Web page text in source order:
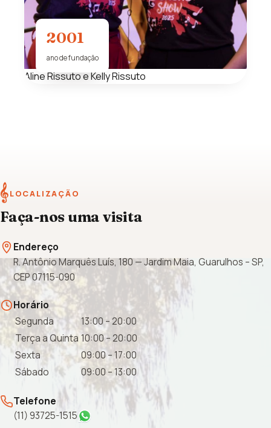
2001
ano de fundação
Aline Rissuto e Kelly Rissuto
𝄞LOCALIZAÇÃO
Faça-nos uma visita
Endereço
R. Antônio Marquês Luís, 180 — Jardim Maia, Guarulhos – SP,
CEP 07115-090
Horário
Segunda
13:00 – 20:00
Terça a Quinta 10:00 – 20:00
Sexta
09:00 – 17:00
Sábado
09:00 – 13:00
Telefone
(11) 93725-1515